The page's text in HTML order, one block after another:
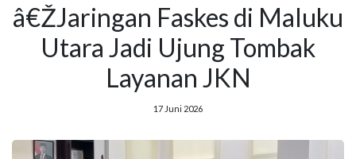
â€ŽJaringan Faskes di Maluku
Utara Jadi Ujung Tombak
Layanan JKN
17 Juni 2026